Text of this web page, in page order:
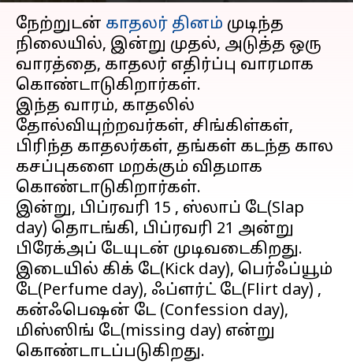
நேற்றுடன் காதலர் தினம் முடிந்த
நிலையில், இன்று முதல், அடுத்த ஒரு
வாரத்தை, காதலர் எதிர்ப்பு வாரமாக
கொண்டாடுகிறார்கள்.
இந்த வாரம், காதலில்
தோல்வியுற்றவர்கள், சிங்கிள்கள்,
பிரிந்த காதலர்கள், தங்கள் கடந்த கால
கசப்புகளை மறக்கும் விதமாக
கொண்டாடுகிறார்கள்.
இன்று, பிப்ரவரி 15 , ஸ்லாப் டே(Slap
day) தொடங்கி, பிப்ரவரி 21 அன்று
பிரேக்அப் டேயுடன் முடிவடைகிறது.
இடையில் கிக் டே(Kick day), பெர்ஃப்யூம்
டே(Perfume day), ஃப்ளர்ட் டே(Flirt day) ,
கன்ஃபெஷன் டே (Confession day),
மிஸ்ஸிங் டே(missing day) என்று